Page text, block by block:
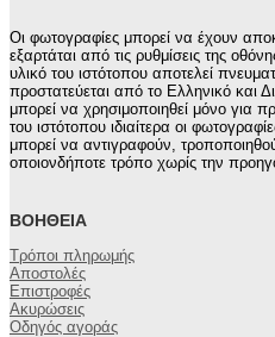
Οι φωτογραφίες μπορεί να έχουν
εξαρτάται από τις ρυθμίσεις της
υλικό του ιστότοπου αποτελεί
προστατεύεται από το Ελληνικό και
μπορεί να χρησιμοποιηθεί μόνο για
του ιστότοπου ιδιαίτερα οι
μπορεί να αντιγραφούν,
οποιονδήποτε τρόπο χωρίς την
ΒΟΉΘΕΙΑ
Τρόποι πληρωμής
Αποστολές
Επιστροφές
Ακυρώσεις
Οδηγός αγοράς